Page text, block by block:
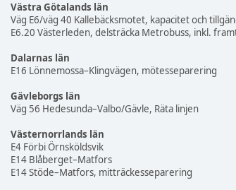
Västra Götalands län
Väg E6/väg 40 Kallebäcksmotet, kapacitet och
E6.20 Västerleden, delsträcka Metrobuss, inkl.
Dalarnas län
E16 Lönnemossa–Klingvägen, mötesseparering
Gävleborgs län
Väg 56 Hedesunda–Valbo/Gävle, Räta linjen
Västernorrlands län
E4 Förbi Örnsköldsvik
E14 Blåberget–Matfors
E14 Stöde–Matfors, mitträckesseparering